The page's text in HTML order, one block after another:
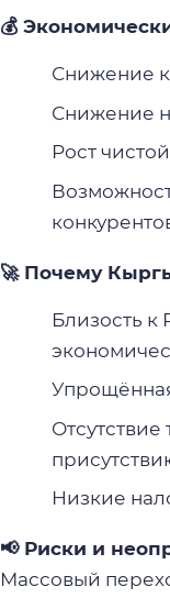
💰
Снижение
Снижение
Рост
🚀 Почему
Близость к
Низкие
📢 Риски и
Массовый